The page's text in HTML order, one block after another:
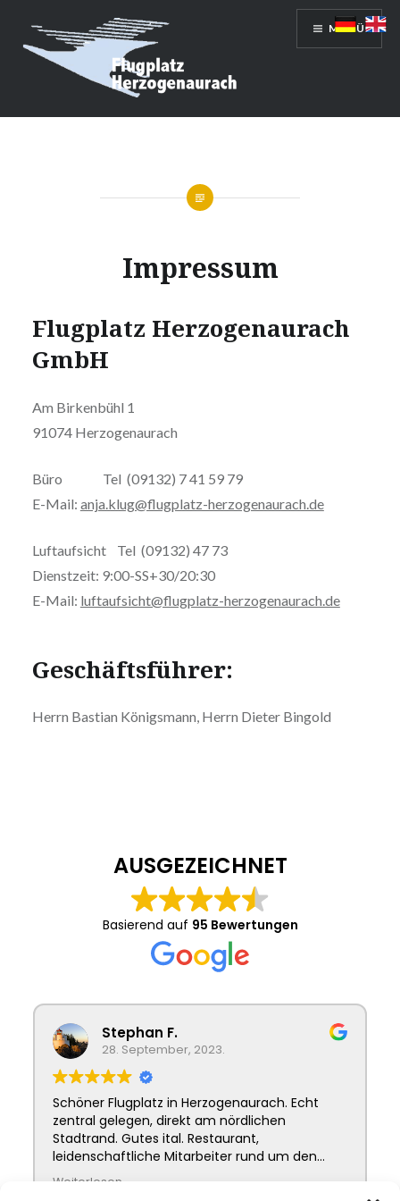
Inhalt
Flugplatz Herzogenaurach GmbH
MENÜ
Impressum
Flugplatz Herzogenaurach
GmbH
Am Birkenbühl 1
91074 Herzogenaurach
Büro Tel (09132) 7 41 59 79
E-Mail: anja.klug@flugplatz-herzogenaurach.de
Luftaufsicht Tel (09132) 47 73
Dienstzeit: 9:00-SS+30/20:30
E-Mail: luftaufsicht@flugplatz-herzogenaurach.de
Geschäftsführer:
Herrn Bastian Königsmann, Herrn Dieter Bingold
AUSGEZEICHNET
Basierend auf 95 Bewertungen
Stephan F.
28. September, 2023.
Schöner Flugplatz in Herzogenaurach. Echt
zentral gelegen, direkt am nördlichen
Stadtrand. Gutes ital. Restaurant,
leidenschaftliche Mitarbeiter rund um den
Platz, im Verein und auf dem Tower.
Weiterlesen